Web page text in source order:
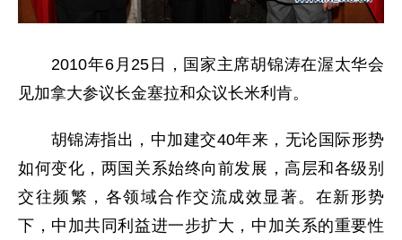
2010年6月25日，国家主席胡锦涛在渥太华会
见加拿大参议长金塞拉和众议长米利肯。
胡锦涛指出，中加建交40年来，无论国际形势
如何变化，两国关系始终向前发展，高层和各级别
交往频繁，各领域合作交流成效显著。在新形势
下，中加共同利益进一步扩大，中加关系的重要性